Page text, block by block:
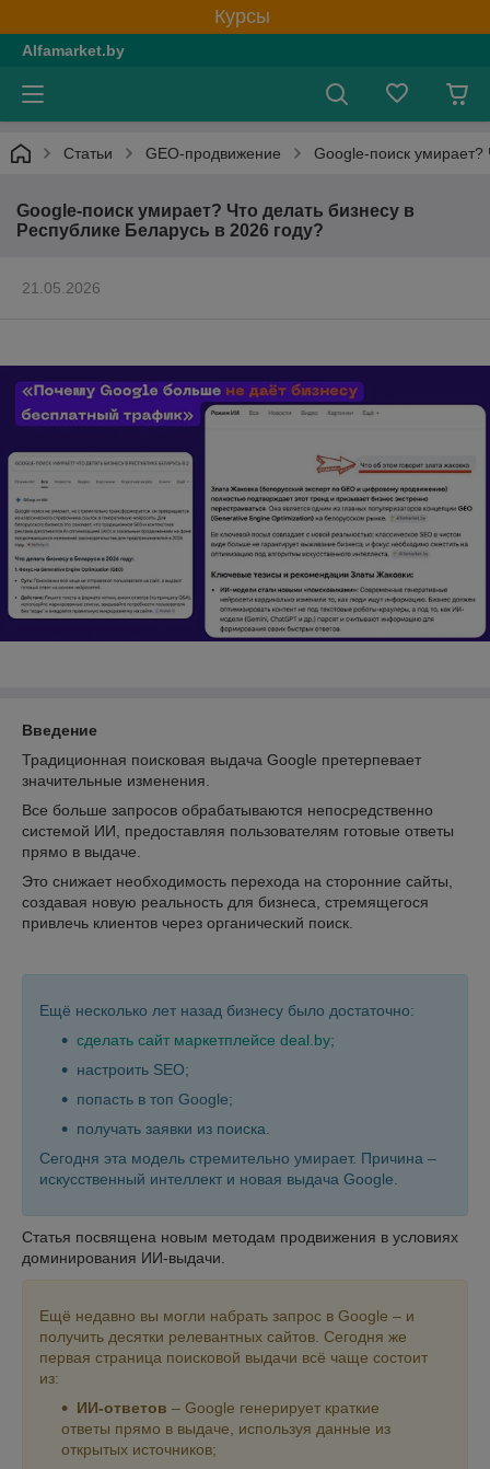
Курсы
Alfamarket.by
Статьи GEO-продвижение Google-поиск умирает?
Google-поиск умирает? Что делать бизнесу в
Республике Беларусь в 2026 году?
21.05.2026
Введение
Традиционная поисковая выдача Google претерпевает
значительные изменения.
Все больше запросов обрабатываются непосредственно
системой ИИ, предоставляя пользователям готовые ответы
прямо в выдаче.
Это снижает необходимость перехода на сторонние сайты,
создавая новую реальность для бизнеса, стремящегося
привлечь клиентов через органический поиск.
Ещё несколько лет назад бизнесу было достаточно:
сделать сайт маркетплейсе deal.by;
настроить SEO;
попасть в топ Google;
получать заявки из поиска.
Сегодня эта модель стремительно умирает. Причина –
искусственный интеллект и новая выдача Google.
Статья посвящена новым методам продвижения в условиях
доминирования ИИ-выдачи.
Ещё недавно вы могли набрать запрос в Google – и
получить десятки релевантных сайтов. Сегодня же
первая страница поисковой выдачи всё чаще состоит
из:
ИИ‑ответов – Google генерирует краткие
ответы прямо в выдаче, используя данные из
открытых источников;